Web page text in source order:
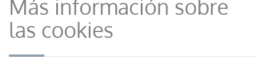
Más información sobre
las cookies